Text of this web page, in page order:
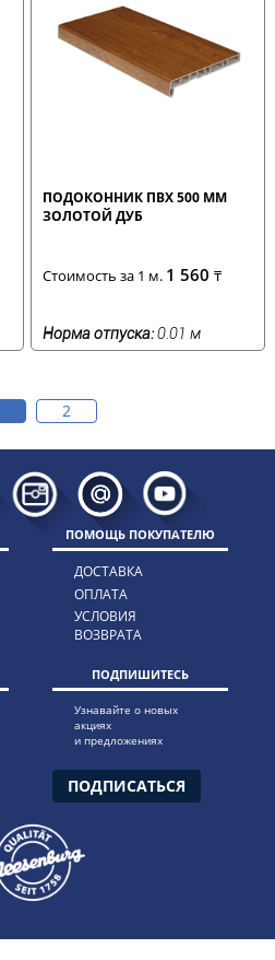
ПОДОКОННИК ПВХ 500 ММ
ЗОЛОТОЙ ДУБ
Стоимость за 1 м. 1 560₸
Норма отпуска:0.01 м
2
ПОМОЩЬ ПОКУПАТЕЛЮ
ДОСТАВКА
ОПЛАТА
УСЛОВИЯ
ВОЗВРАТА
ПОДПИШИТЕСЬ
Узнавайте о новых
акциях
и предложениях
ПОДПИСАТЬСЯ